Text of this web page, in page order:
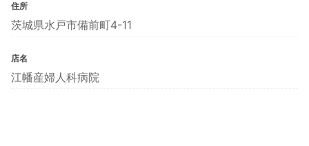
住所
茨城県水戸市備前町4-11
店名
江幡産婦人科病院